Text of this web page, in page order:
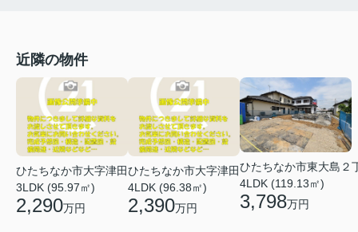
近隣の物件
ひたちなか市大字津田
3LDK (95.97㎡)
2,290万円
ひたちなか市大字津田
4LDK (96.38㎡)
2,390万円
ひたちなか市東大島２
4LDK (119.13㎡)
3,798万円